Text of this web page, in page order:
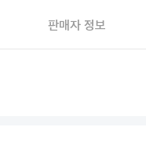
판매자 정보